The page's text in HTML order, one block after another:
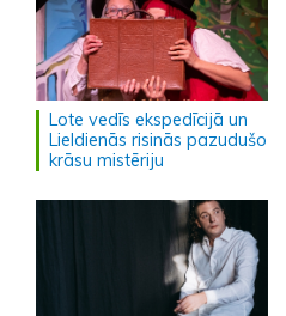
Lote vedīs ekspedīcijā un
Lieldienās risinās pazudušo
krāsu mistēriju